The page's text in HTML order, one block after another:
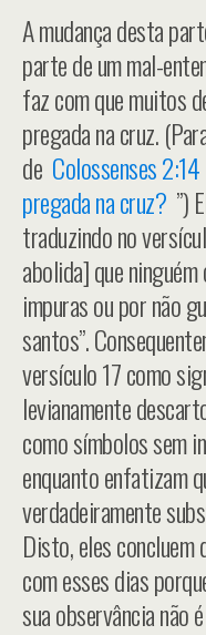
A mudança desta
parte de um mal-
faz com que muitos
pregada na cruz.
de Colossenses 2:14
pregada na cruz? ”)
traduzindo no
abolida] que
impuras ou por não
santos”.
versículo 17 como
levianamente
como símbolos sem
enquanto enfatizam
verdadeiramente
Disto, eles concluem
com esses dias
sua observância não